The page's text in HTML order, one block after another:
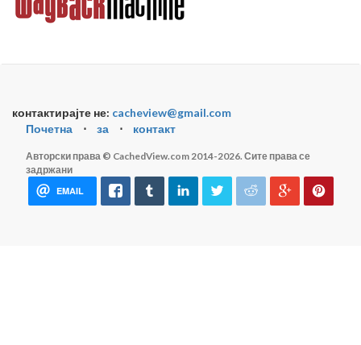
контактирајте не: cacheview@gmail.com
Почетна
⋅ за ⋅ контакт
Авторски права © CachedView.com 2014-2026. Сите права се
задржани
EMAIL